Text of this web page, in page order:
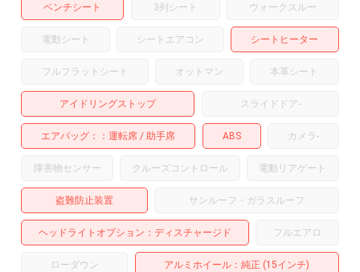
ベンチシート 3列シート ウォークスルー
電動シート シートエアコン シートヒーター
フルフラットシート オットマン 本革シート
アイドリングストップ スライドドア-
エアバッグ： 運転席 助手席 ABS カメラ-
障害物センサー クルーズコントロール 電動リアゲート
盗難防止装置 サンルーフ・ガラスルーフ
ヘッドライトオプション ディスチャージド フルエアロ
ローダウン アルミホイール ：純正 (15インチ)